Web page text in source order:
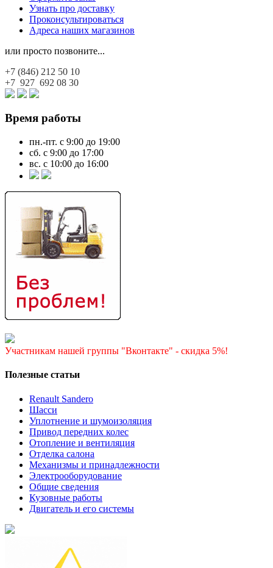
Узнать про доставку
Проконсультироваться
Адреса наших магазинов
или просто позвоните...
+7 (846) 212 50 10
+7 927 692 08 30
Время работы
пн.-пт. с 9:00 до 19:00
сб. с 9:00 до 17:00
вс. с 10:00 до 16:00
Участникам нашей группы "Вконтакте" - скидка 5%!
Полезные статьи
Renault Sandero
Шасси
Уплотнение и шумоизоляция
Привод передних колес
Отопление и вентиляция
Отделка салона
Механизмы и принадлежности
Электрооборудование
Общие сведения
Кузовные работы
Двигатель и его системы